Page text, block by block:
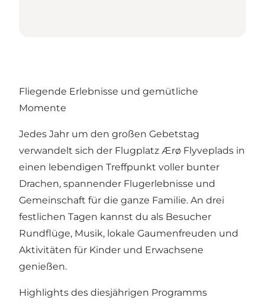
Fliegende Erlebnisse und gemütliche
Momente
Jedes Jahr um den großen Gebetstag
verwandelt sich der Flugplatz Ærø Flyveplads in
einen lebendigen Treffpunkt voller bunter
Drachen, spannender Flugerlebnisse und
Gemeinschaft für die ganze Familie. An drei
festlichen Tagen kannst du als Besucher
Rundflüge, Musik, lokale Gaumenfreuden und
Aktivitäten für Kinder und Erwachsene
genießen.
Highlights des diesjährigen Programms